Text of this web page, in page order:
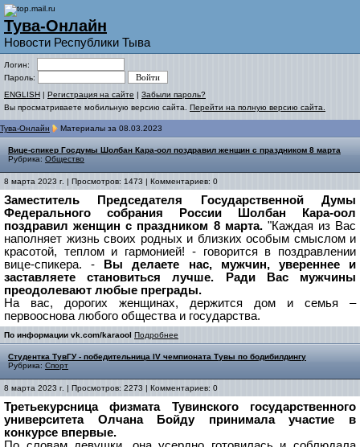
Тува-Онлайн
Новости Республики Тыва
Логин:
Пароль:
ENGLISH | Регистрация на сайте | Забыли пароль?
Вы просматриваете мобильную версию сайта. Перейти на полную версию сайта.
Тува-Онлайн Материалы за 08.03.2023
Вице-спикер Госдумы Шолбан Кара-оол поздравил женщин с праздником 8 марта
Рубрика: Общество
8 марта 2023 г. | Просмотров: 1473 | Комментариев: 0
Заместитель Председателя Государственной Думы
Федерального собрания России Шолбан Кара-оол
поздравил женщин с праздником 8 марта. "Каждая из Вас
наполняет жизнь своих родных и близких особым смыслом и
красотой, теплом и гармонией! - говорится в поздравлении
вице-спикера. -
Вы делаете нас, мужчин, увереннее и
заставляете становиться лучше. Ради Вас мужчины
преодолевают любые преграды.
На вас, дорогих женщинах, держится дом и семья –
первооснова любого общества и государства.
По информации vk.com/karaool Подробнее
Студентка ТувГУ - победительница IV чемпионата Тувы по бодибилдингу
Рубрика: Спорт
8 марта 2023 г. | Просмотров: 2273 | Комментариев: 0
Третьекурсница физмата Тувинского государственного
университета Олчана Бойду принимала участие в
конкурсе впервые.